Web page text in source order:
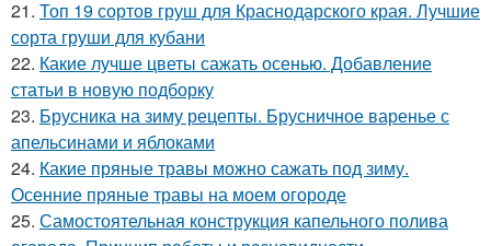
21. Топ 19 сортов груш для Краснодарского края. Лучшие
сорта груши для кубани
22. Какие лучше цветы сажать осенью. Добавление
статьи в новую подборку
23. Брусника на зиму рецепты. Брусничное варенье с
апельсинами и яблоками
24. Какие пряные травы можно сажать под зиму.
Осенние пряные травы на моем огороде
25. Самостоятельная конструкция капельного полива